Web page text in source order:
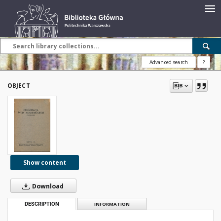
Advanced search ?
OBJECT
Show content
Download
DESCRIPTION INFORMATION